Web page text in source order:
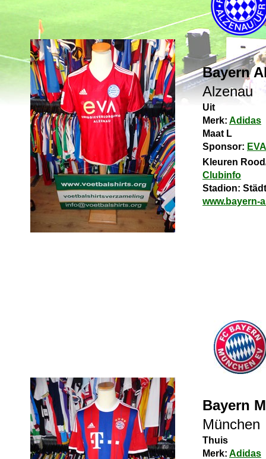
Bayern
Alzenau
Uit
Merk: Adidas
Maat L
Sponsor: EVA
Kleuren
Clubinfo
Stadion:
www.bayern-
Bayern
München
Thuis
Merk: Adidas